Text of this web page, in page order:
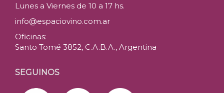
Lunes a Viernes de 10 a 17 hs.
info@espaciovino.com.ar
Oficinas:
Santo Tomé 3852, C.A.B.A., Argentina
SEGUINOS